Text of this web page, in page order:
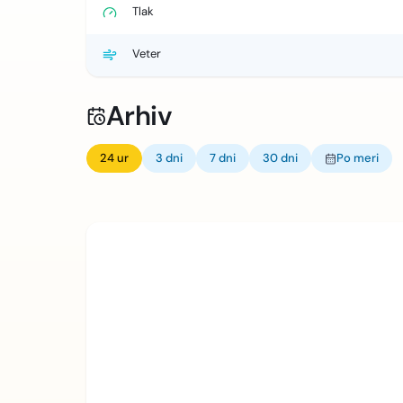
Tlak
Veter
Arhiv
24 ur 3 dni 7 dni 30 dni Po meri